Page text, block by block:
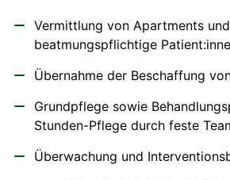
Vermittlung von Apartments
beatmungspflichtige
Übernahme der Beschaffung
Grundpflege sowie
Stunden-Pflege durch feste
Überwachung und